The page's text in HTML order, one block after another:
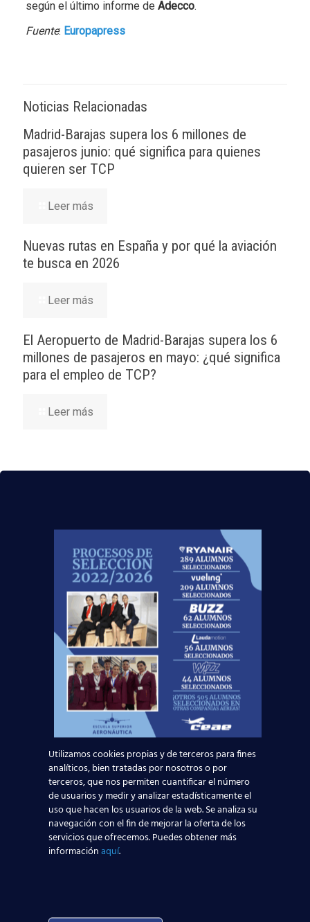
según el último informe de Adecco.
Fuente: Europapress
Noticias Relacionadas
Madrid-Barajas supera los 6 millones de
pasajeros junio: qué significa para quienes
quieren ser TCP
Leer más
Nuevas rutas en España y por qué la aviación
te busca en 2026
Leer más
El Aeropuerto de Madrid-Barajas supera los 6
millones de pasajeros en mayo: ¿qué significa
para el empleo de TCP?
Leer más
Edad:
Acepto laPolítica de Privacidad
EUROCOLLEGE OXFORD ENGLISH INSTITUTE S.L.
le informa que tratará los datos personales que
facilite con la finalidad de gestionar su consulta y
darle respuesta. Puede ejercer sus derechos de
protección de datos a través del e-mail
escuelasuperioraeronautica.com. Para más
información, por favor, consulte nuestra
Utilizamos cookies propias y de terceros para fines
analíticos, bien tratadas por nosotros o por
terceros, que nos permiten cuantificar el número
de usuarios y medir y analizar estadísticamente el
uso que hacen los usuarios de la web. Se analiza su
navegación con el fin de mejorar la oferta de los
servicios que ofrecemos. Puedes obtener más
informaciónaquí.